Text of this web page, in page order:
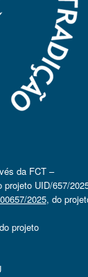
da FCT –
projeto UID/657/
2025, do
projeto